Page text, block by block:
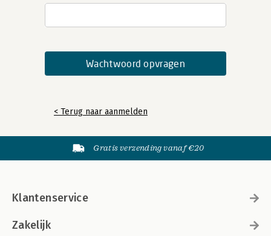
< Terug naar aanmelden
Gratis verzending vanaf €20
Klantenservice
Zakelijk